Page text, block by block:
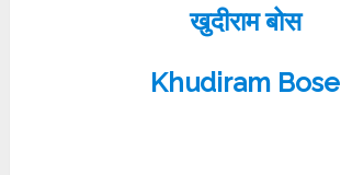
खुदीराम बोस
Khudiram Bose